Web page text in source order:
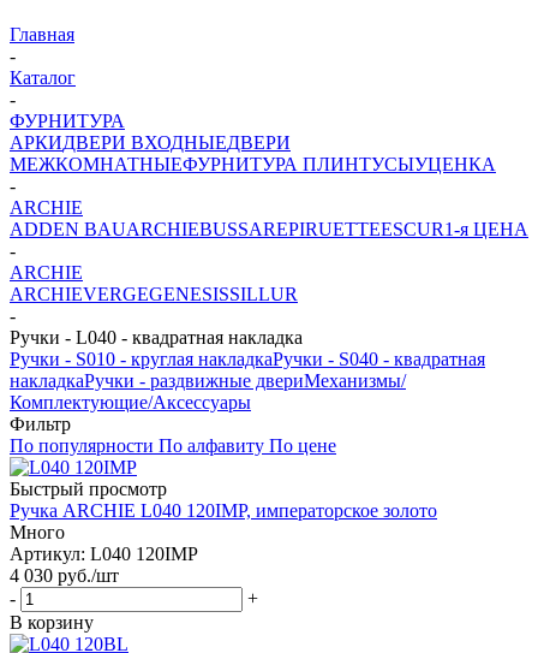
Главная
-
Каталог
-
ФУРНИТУРА
АРКИДВЕРИ ВХОДНЫЕДВЕРИ
МЕЖКОМНАТНЫЕФУРНИТУРА ПЛИНТУСЫУЦЕНКА
-
ARCHIE
ADDEN BAUARCHIEBUSSAREPIRUETTEESCUR1-я ЦЕНА
-
ARCHIE
ARCHIEVERGEGENESISSILLUR
-
Ручки - L040 - квадратная накладка
Ручки - S010 - круглая накладкаРучки - S040 - квадратная
накладкаРучки - раздвижные двериМеханизмы/
Комплектующие/Аксессуары
Фильтр
По популярности По алфавиту По цене
Быстрый просмотр
Ручка ARCHIE L040 120IMP, императорское золото
Много
Артикул: L040 120IMP
4 030 руб./шт
-
+
В корзину